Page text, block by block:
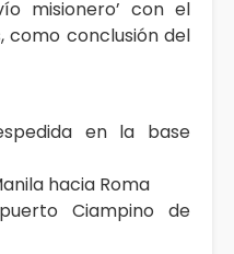
misionero’ con el
como conclusión del
en la base
hacia Roma
Ciampino de